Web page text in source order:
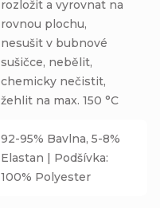
rozložit a vyrovnat na
rovnou plochu,
nesušit v bubnové
sušičce, nebělit,
chemicky nečistit,
žehlit na max. 150 °C
92-95% Bavlna, 5-8%
Elastan | Podšívka:
100% Polyester